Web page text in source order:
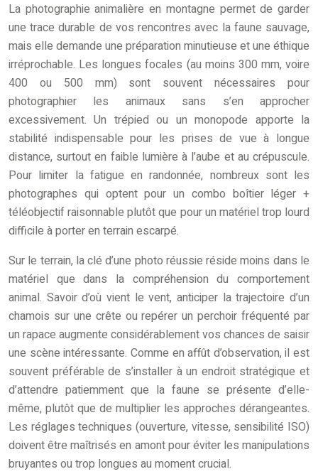
La photographie animalière en montagne permet de garder
une trace durable de vos rencontres avec la faune sauvage,
mais elle demande une préparation minutieuse et une éthique
irréprochable. Les longues focales (au moins 300 mm, voire
400 ou 500 mm) sont souvent nécessaires pour
photographier les animaux sans s’en approcher
excessivement. Un trépied ou un monopode apporte la
stabilité indispensable pour les prises de vue à longue
distance, surtout en faible lumière à l’aube et au crépuscule.
Pour limiter la fatigue en randonnée, nombreux sont les
photographes qui optent pour un combo boîtier léger +
téléobjectif raisonnable plutôt que pour un matériel trop lourd
difficile à porter en terrain escarpé.
Sur le terrain, la clé d’une photo réussie réside moins dans le
matériel que dans la compréhension du comportement
animal. Savoir d’où vient le vent, anticiper la trajectoire d’un
chamois sur une crête ou repérer un perchoir fréquenté par
un rapace augmente considérablement vos chances de saisir
une scène intéressante. Comme en affût d’observation, il est
souvent préférable de s’installer à un endroit stratégique et
d’attendre patiemment que la faune se présente d’elle-
même, plutôt que de multiplier les approches dérangeantes.
Les réglages techniques (ouverture, vitesse, sensibilité ISO)
doivent être maîtrisés en amont pour éviter les manipulations
bruyantes ou trop longues au moment crucial.